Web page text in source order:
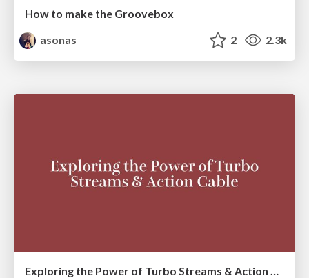
How to make the Groovebox
asonas
2 2.3k
Exploring the Power of Turbo Streams & Action Cable | RailsConf2023